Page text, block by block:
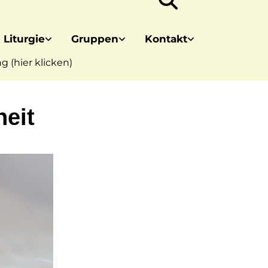
Liturgie Gruppen Kontakt
(hier klicken)